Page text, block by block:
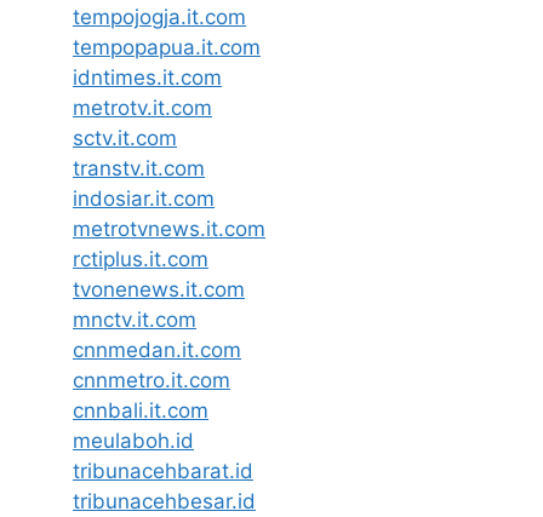
tempojogja.it.com
tempopapua.it.com
idntimes.it.com
metrotv.it.com
sctv.it.com
transtv.it.com
indosiar.it.com
metrotvnews.it.com
rctiplus.it.com
tvonenews.it.com
mnctv.it.com
cnnmedan.it.com
cnnmetro.it.com
cnnbali.it.com
meulaboh.id
tribunacehbarat.id
tribunacehbesar.id